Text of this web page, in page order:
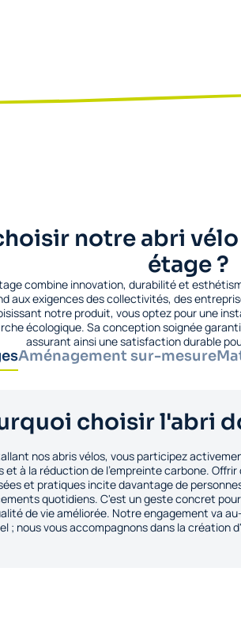
notre abri
étage ?
combine innovation, durabilité et
aux exigences des collectivités, des
notre produit, vous optez pour une
écologique. Sa conception soignée
assurant ainsi une satisfaction durable
Aménagement sur-mesure
choisir l'abri
nos abris vélos, vous participez
et à la réduction de l'empreinte carbone.
et pratiques incite davantage de
quotidiens. C'est un geste concret
de vie améliorée. Notre engagement va
; nous vous accompagnons dans la création